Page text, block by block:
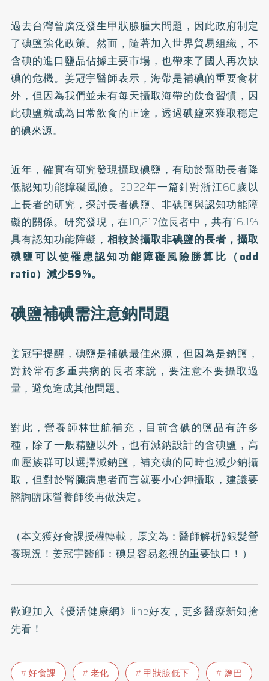
過去台灣曾廣泛發生甲狀腺腫大問題，因此政府制定
了碘鹽強化政策。然而，隨著加入世界貿易組織，不
含碘的進口鹽品佔據主要市場，也帶來了國人再次缺
碘的危機。姜冠宇醫師表示，海帶是補碘的重要食材
外，但因為我們並未有每天攝取海帶的飲食習慣，因
此碘鹽就成為日常飲食的正途，透過碘鹽來獲取穩定
的碘來源。
近年，確實有研究發現攝取碘鹽，有助於幫助長者降
低認知功能障礙風險。2022年一篇針對浙江60歲以
上長者的研究，探討長者碘鹽、非碘鹽與認知功能障
礙的關係。研究發現，在10,217位長者中，共有16.1%
具有認知功能障礙，相較於攝取非碘鹽的長者，攝取
碘鹽可以使罹患認知功能障礙風險勝算比（odd
ratio）減少59%。
碘鹽補碘需注意鈉問題
姜冠宇提醒，碘鹽是補碘最佳來源，但因為是鈉鹽，
對於常有多重共病的長者來說，要注意不要攝取過
量，避免造成其他問題。
對此，營養師林世航補充，目前含碘的鹽品有許多
種，除了一般精鹽以外，也有減鈉設計的含碘鹽，高
血壓族群可以選擇減鈉鹽，補充碘的同時也減少鈉攝
取，但對於腎臟病患者而言就要小心鉀攝取，建議要
諮詢臨床營養師後再做決定。
（本文獲好食課授權轉載，原文為：醫師解析⟫銀髮營
養現況！姜冠宇醫師：碘是容易忽視的重要缺口！ ）
歡迎加入 《優活健康網》line好友 ，更多醫療新知搶
先看！
好食課 老化 甲狀腺低下 鹽巴